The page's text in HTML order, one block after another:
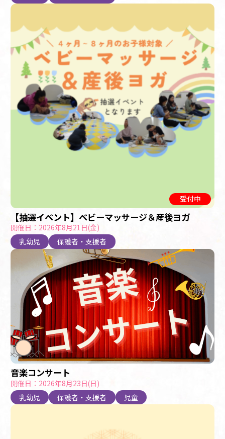
受付中
【抽選イベント】ベビーマッサージ＆産後ヨガ
開催日：2026年8月21日(金)
乳幼児
保護者・支援者
音楽コンサート
開催日：2026年8月23日(日)
乳幼児
保護者・支援者 児童